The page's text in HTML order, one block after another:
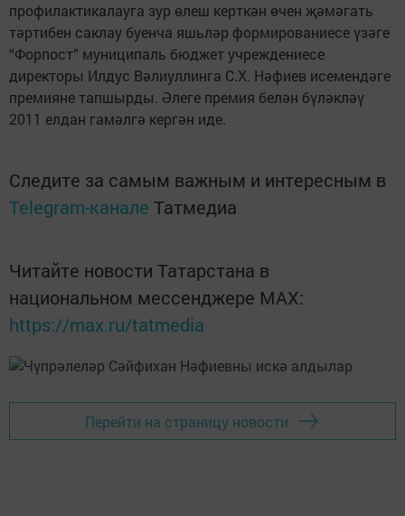
профилактикалауга зур өлеш керткән өчен җәмәгать
тәртибен саклау буенча яшьләр формированиесе үзәге
“Форпост” муниципаль бюджет учреждениесе
директоры Илдус Вәлиуллинга С.Х. Нәфиев исемендәге
премияне тапшырды. Әлеге премия белән бүләкләү
2011 елдан гамәлгә кергән иде.
Следите за самым важным и интересным в
Telegram-канале Татмедиа
Читайте новости Татарстана в
национальном мессенджере MАХ:
https://max.ru/tatmedia
Перейти на страницу новости